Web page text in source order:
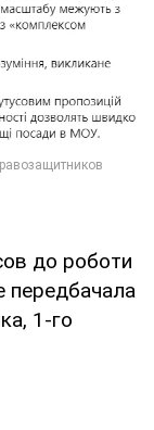
до роботи
передбачала
1-го